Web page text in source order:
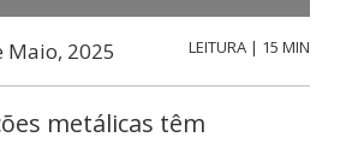
Maio, 2025 LEITURA | 15 MIN
metálicas têm